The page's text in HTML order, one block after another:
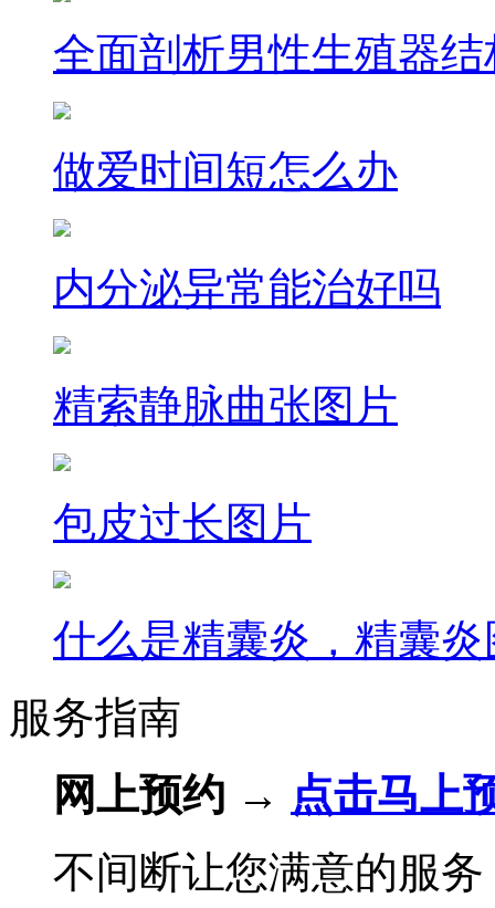
全面剖析男性生殖器结
做爱时间短怎么办
内分泌异常能治好吗
精索静脉曲张图片
包皮过长图片
什么是精囊炎，精囊炎
服务指南
网上预约 → 点击马上
不间断让您满意的服务